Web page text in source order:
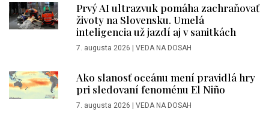
Prvý AI ultrazvuk pomáha zachraňovať
životy na Slovensku. Umelá
inteligencia už jazdí aj v sanitkách
7. augusta 2026 | VEDA NA DOSAH
Ako slanosť oceánu mení pravidlá hry
pri sledovaní fenoménu El Niño
7. augusta 2026 | VEDA NA DOSAH